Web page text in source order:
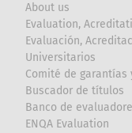
About us
Evaluation,
Evaluación,
Universitarios
Comité de garantías
Buscador de títulos
Banco de
ENQA Evaluation